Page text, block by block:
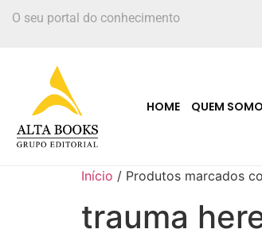
O seu portal do conhecimento
HOME QUEM
Início / Produtos marcados
trauma